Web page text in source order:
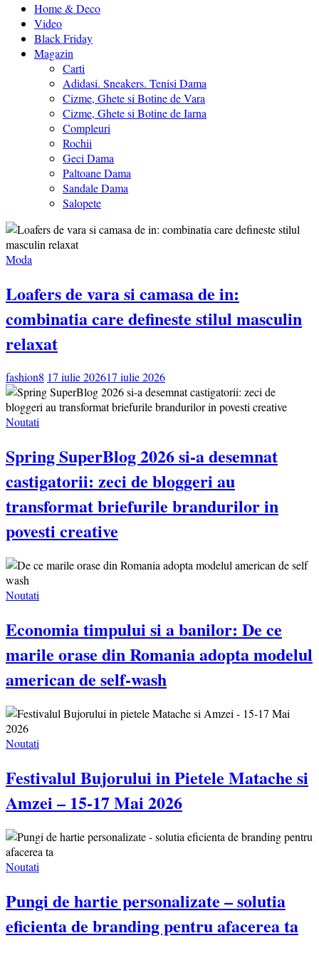
Home & Deco
Video
Black Friday
Magazin
Carti
Adidasi. Sneakers. Tenisi Dama
Cizme, Ghete si Botine de Vara
Cizme, Ghete si Botine de Iarna
Compleuri
Rochii
Geci Dama
Paltoane Dama
Sandale Dama
Salopete
Moda
Loafers de vara si camasa de in:
combinatia care defineste stilul masculin
relaxat
fashion8 17 iulie 202617 iulie 2026
Noutati
Spring SuperBlog 2026 si-a desemnat
castigatorii: zeci de bloggeri au
transformat briefurile brandurilor in
povesti creative
Noutati
Economia timpului si a banilor: De ce
marile orase din Romania adopta modelul
american de self-wash
Noutati
Festivalul Bujorului in Pietele Matache si
Amzei – 15-17 Mai 2026
Noutati
Pungi de hartie personalizate – solutia
eficienta de branding pentru afacerea ta